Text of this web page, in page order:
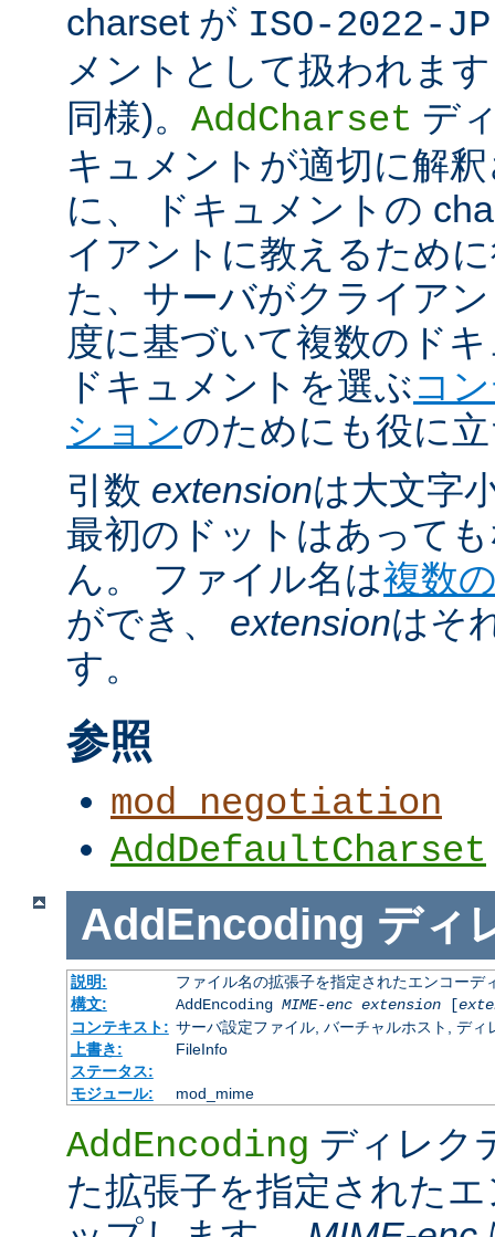
charset が ISO-2022-JP
メントとして扱われま
同様)。 AddCharset デ
キュメントが適切に解
に、 ドキュメントの
イアントに教えるため
た、サーバがクライア
度に基づいて複数のド
ドキュメントを選ぶコ
ションのためにも役に
引数 extensionは大文字
最初のドットはあって
ん。 ファイル名は複数
ができ、 extensionはそ
す。
参照
mod_negotiation
AddDefaultCharset
AddEncoding ディ
説明:
ファイル名の拡張子を指定されたエンコーデ
構文:
AddEncoding MIME-enc extension[
コンテキスト: サーバ設定ファイル, バーチャルホスト, ディ
上書き:
FileInfo
ステータス:
モジュール:
mod_mime
AddEncoding ディレク
た拡張子を指定された